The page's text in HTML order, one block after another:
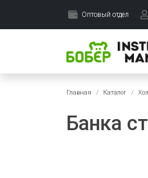
Оптовый отдел
Главная Каталог
Банка